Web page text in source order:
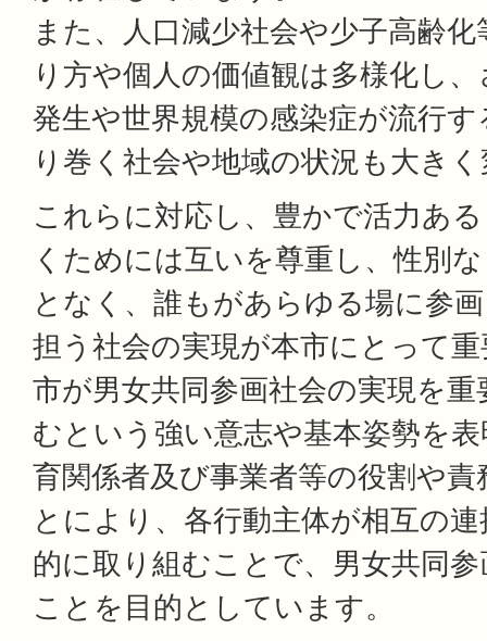
また、人口減少社会や少子高齢
り方や個人の価値観は多様化し
発生や世界規模の感染症が流行
り巻く社会や地域の状況も大き
これらに対応し、豊かで活力あ
くためには互いを尊重し、性別
となく、誰もがあらゆる場に参
担う社会の実現が本市にとって
市が男女共同参画社会の実現を
むという強い意志や基本姿勢を
育関係者及び事業者等の役割や
とにより、各行動主体が相互の
的に取り組むことで、男女共同
ことを目的としています。